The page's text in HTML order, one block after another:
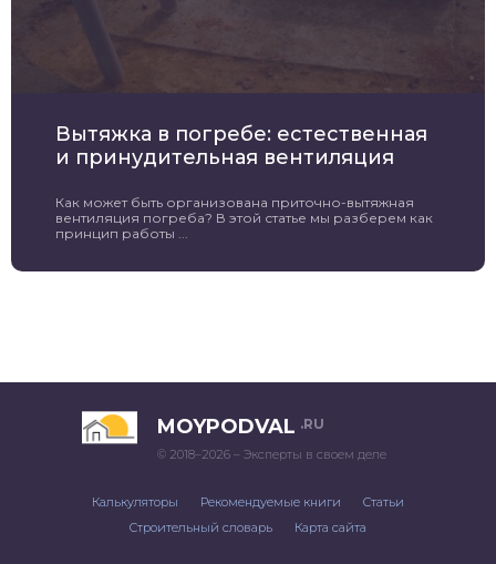
Вытяжка в погребе: естественная
и принудительная вентиляция
Как может быть организована приточно-вытяжная
вентиляция погреба? В этой статье мы разберем как
принцип работы ...
MOYPODVAL .RU
© 2018–2026 – Эксперты в своем деле
Калькуляторы Рекомендуемые книги
Статьи
Строительный словарь
Карта сайта